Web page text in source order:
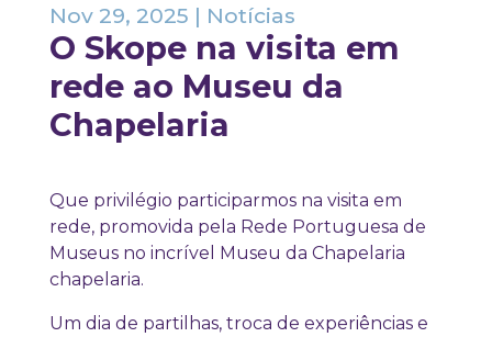
O Skope na visita em
rede ao Museu da
Chapelaria
Nov 29, 2025 | Notícias
Que privilégio participarmos na visita em
rede, promovida pela Rede Portuguesa de
Museus no incrível Museu da Chapelaria
chapelaria.
Um dia de partilhas, troca de experiências e